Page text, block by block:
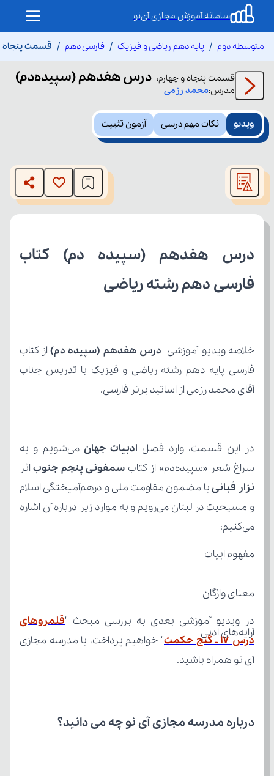
سامانه آموزش مجازی آی‌نو
متوسطه دوم پایه دهم ریاضی و فیزیک فارسی دهم قسمت پنجاه
قسمت پنجاه و چهارم: درس هفدهم (سپیده‌دم)
مدرس:محمد رزمی
ویدیو نکات مهم درسی آزمون تثبیت
modal
window.
The media could not be loaded, either because the server
or network failed or because the format is not supported.
فارسی دهم رشته ریاضی
خلاصه ویدیو آموزشی درس هفدهم (سپیده دم)
آقای محمد رزمی از اساتید برتر فارسی.
در این قسمت، وارد فصل ادبیات جهان
سراغ شعر «سپیده‌دم» از کتاب سمفونی پنجم جنوب اثر
نزار قبانی
می‌کنیم:
مفهوم ابیات
معنای واژگان
آرایه‌های ادبی
در ویدیو آموزشی بعدی به بررسی مبحث "
درس 17 ـ گنج حکمت
آی نو همراه باشید.
درباره مدرسه مجازی آی نو چه می‌ دانید؟